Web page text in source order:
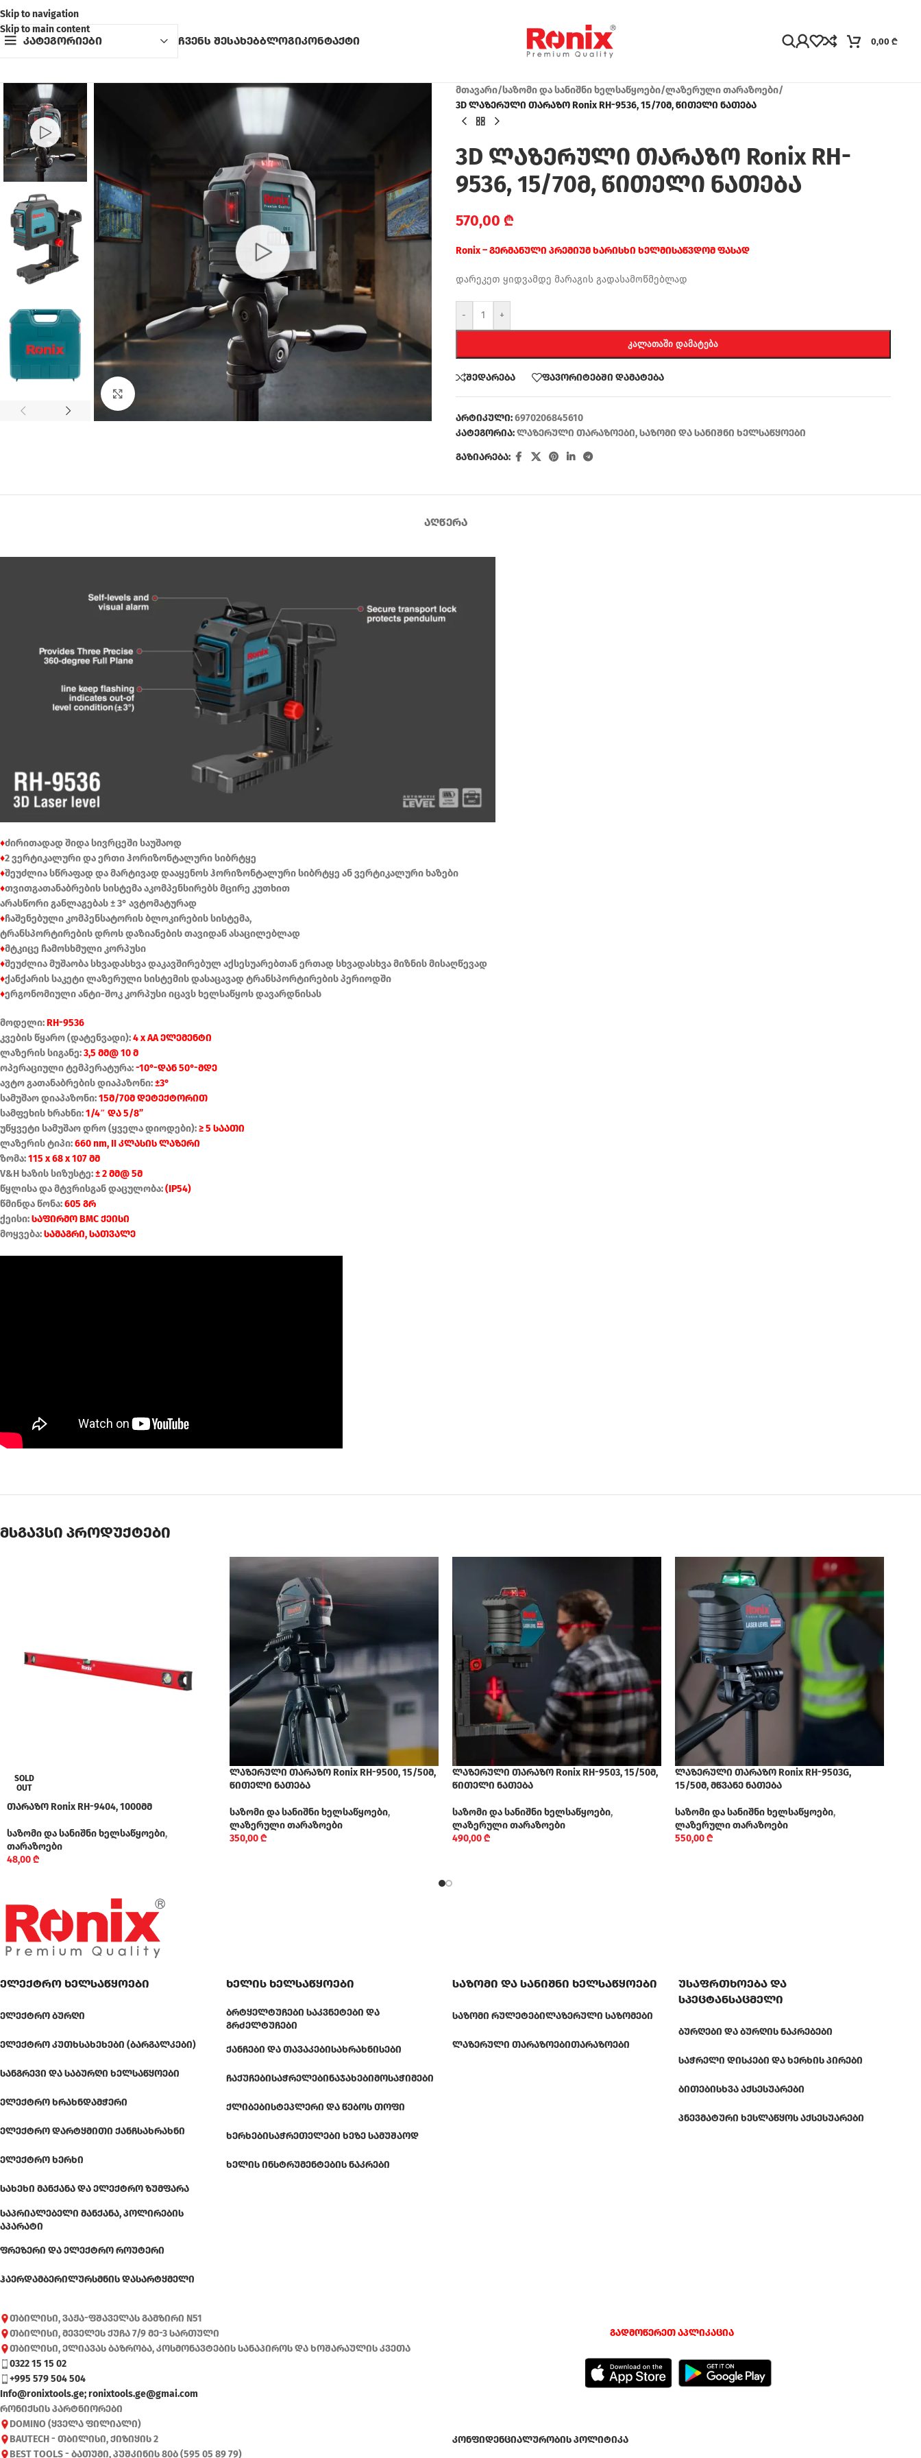
Skip to navigation
Skip to main content
კატეგორიები ჩვენს შესახებბლოგიკონტაქტი 0,00 ₾
მთავარი/საზომი და სანიშნი ხელსაწყოები/ლაზერული თარაზოები/
3D ლაზერული თარაზო Ronix RH-9536, 15/70მ, წითელი ნათება
3D ლაზერული თარაზო Ronix RH-
9536, 15/70მ, წითელი ნათება
570,00 ₾
Ronix – გერმანული პრემიუმ ხარისხი ხელმისაწვდომ ფასად
დარეკეთ ყიდვამდე მარაგის გადასამოწმებლად
- +
ᲙᲐᲚᲐᲗᲐᲨᲘ ᲓᲐᲛᲐᲢᲔᲑᲐ
შედარება ფავორიტებში დამატება
არტიკული:6970206845610
კატეგორია:ლაზერული თარაზოები,საზომი და სანიშნი ხელსაწყოები
გაზიარება:
ᲐᲦᲬᲔᲠᲐ
♦ძირითადად შიდა სივრცეში საუშაოდ
♦2 ვერტიკალური და ერთი ჰორიზონტალური სიბრტყე
♦შეუძლია სწრაფად და მარტივად დააყენოს ჰორიზონტალური სიბრტყე ან ვერტიკალური ხაზები
♦თვითგათანაბრების სისტემა აკომპენსირებს მცირე კუთხით
არასწორი განლაგებას ± 3° ავტომატურად
♦ჩაშენებული კომპენსატორის ბლოკირების სისტემა,
ტრანსპორტირების დროს დაზიანების თავიდან ასაცილებლად
♦მტკიცე ჩამოსხმული კორპუსი
♦შეუძლია მუშაობა სხვადასხვა დაკავშირებულ აქსესუარებთან ერთად სხვადასხვა მიზნის მისაღწევად
♦ქანქარის საკეტი ლაზერული სისტემის დასაცავად ტრანსპორტირების პერიოდში
♦ერგონომიული ანტი-შოკ კორპუსი იცავს ხელსაწყოს დავარდნისას
მოდელი:RH-9536
კვების წყარო (დატენვადი):4 x AA ელემენტი
ლაზერის სიგანე:3,5 მმ@ 10 მ
ოპერაციული ტემპერატურა:-10°-დან 50°-მდე
ავტო გათანაბრების დიაპაზონი:±3°
სამუშაო დიაპაზონი:15მ/70მ დეტექტორით
სამფეხის ხრახნი:1/4″ და 5/8”
უწყვეტი სამუშაო დრო (ყველა დიოდები):≥ 5 საათი
ლაზერის ტიპი:660 nm, II კლასის ლაზერი
ზომა:115 x 68 x 107 მმ
V&H ხაზის სიზუსტე:± 2 მმ@ 5მ
წყლისა და მტვრისგან დაცულობა:(IP54)
წმინდა წონა:605 გრ
ქეისი:საფირმო BMC ქეისი
მოყვება:სამაგრი, სათვალე
მსგავსი პროდუქტები
SOLD
OUT
თარაზო Ronix RH-9404, 1000მმ
საზომი და სანიშნი ხელსაწყოები,
თარაზოები
48,00₾
ლაზერული თარაზო Ronix RH-9500, 15/50მ,
წითელი ნათება
საზომი და სანიშნი ხელსაწყოები,
ლაზერული თარაზოები
350,00₾
ლაზერული თარაზო Ronix RH-9503, 15/50მ,
წითელი ნათება
საზომი და სანიშნი ხელსაწყოები,
ლაზერული თარაზოები
490,00₾
ლაზერული თარაზო Ronix RH-9503G,
15/50მ, მწვანე ნათება
საზომი და სანიშნი ხელსაწყოები,
ლაზერული თარაზოები
550,00₾
ელექტრო ხელსაწყოები
ᲔᲚᲔᲥᲢᲠᲝ ᲑᲣᲠᲦᲘ
ᲔᲚᲔᲥᲢᲠᲝ ᲙᲣᲗᲮᲡᲐᲮᲔᲮᲔᲑᲘ (ᲑᲐᲠᲒᲐᲚᲙᲔᲑᲘ)
ᲡᲐᲜᲒᲠᲔᲕᲘ ᲓᲐ ᲡᲐᲑᲣᲠᲦᲘ ᲮᲔᲚᲡᲐᲬᲧᲝᲔᲑᲘ
ᲔᲚᲔᲥᲢᲠᲝ ᲮᲠᲐᲮᲜᲓᲐᲛᲭᲔᲠᲘ
ᲔᲚᲔᲥᲢᲠᲝ ᲓᲐᲠᲢᲧᲛᲘᲗᲘ ᲥᲐᲜᲩᲡᲐᲮᲠᲐᲮᲜᲘ
ᲔᲚᲔᲥᲢᲠᲝ ᲮᲔᲠᲮᲘ
ᲡᲐᲮᲔᲮᲘ ᲛᲐᲜᲥᲐᲜᲐ ᲓᲐ ᲔᲚᲔᲥᲢᲠᲝ ᲖᲣᲛᲤᲐᲠᲐ
ᲡᲐᲞᲠᲘᲐᲚᲔᲑᲔᲚᲘ ᲛᲐᲜᲥᲐᲜᲐ, ᲞᲝᲚᲘᲠᲔᲑᲘᲡ
ᲐᲞᲐᲠᲐᲢᲘ
ᲤᲠᲔᲖᲔᲠᲘ ᲓᲐ ᲔᲚᲔᲥᲢᲠᲝ ᲠᲝᲣᲢᲔᲠᲘ
ᲰᲐᲔᲠᲓᲐᲛᲑᲔᲠᲘᲚᲣᲠᲡᲛᲜᲘᲡ ᲓᲐᲡᲐᲠᲢᲧᲛᲔᲚᲘ
ხელის ხელსაწყოები
ᲑᲠᲢᲧᲔᲚᲢᲣᲩᲔᲑᲘ ᲡᲐᲙᲕᲜᲔᲢᲔᲑᲘ ᲓᲐ
ᲒᲠᲫᲔᲚᲢᲣᲩᲔᲑᲘ
ᲥᲐᲜᲩᲔᲑᲘ ᲓᲐ ᲗᲐᲕᲐᲙᲔᲑᲘᲡᲐᲮᲠᲐᲮᲜᲘᲡᲔᲑᲘ
ᲩᲐᲥᲣᲩᲔᲑᲘᲡᲐᲭᲠᲔᲚᲔᲑᲘᲜᲐᲯᲐᲮᲔᲑᲘᲛᲝᲡᲐᲭᲘᲛᲔᲑᲘ
ᲥᲚᲘᲑᲔᲑᲘᲡᲢᲔᲞᲚᲔᲠᲘ ᲓᲐ ᲬᲔᲑᲝᲡ ᲗᲝᲤᲘ
ᲮᲔᲠᲮᲔᲑᲘᲡᲐᲭᲠᲔᲗᲔᲚᲔᲑᲘ ᲮᲔᲖᲔ ᲡᲐᲛᲣᲨᲐᲝᲓ
ᲮᲔᲚᲘᲡ ᲘᲜᲡᲢᲠᲣᲛᲔᲜᲢᲔᲑᲘᲡ ᲜᲐᲙᲠᲔᲑᲘ
საზომი და სანიშნი ხელსაწყოები
ᲡᲐᲖᲝᲛᲘ ᲠᲣᲚᲔᲢᲔᲑᲘᲚᲐᲖᲔᲠᲣᲚᲘ ᲡᲐᲖᲝᲛᲔᲑᲘ
ᲚᲐᲖᲔᲠᲣᲚᲘ ᲗᲐᲠᲐᲖᲝᲔᲑᲘᲗᲐᲠᲐᲖᲝᲔᲑᲘ
უსაფრთხოება და
სპეცტანსაცმელი
ᲑᲣᲠᲦᲔᲑᲘ ᲓᲐ ᲑᲣᲠᲦᲘᲡ ᲜᲐᲙᲠᲔᲑᲔᲑᲘ
ᲡᲐᲭᲠᲔᲚᲘ ᲓᲘᲡᲙᲔᲑᲘ ᲓᲐ ᲮᲔᲠᲮᲘᲡ ᲞᲘᲠᲔᲑᲘ
ᲑᲘᲗᲔᲑᲘᲡᲮᲕᲐ ᲐᲥᲡᲔᲡᲣᲐᲠᲔᲑᲘ
ᲞᲜᲔᲕᲛᲐᲢᲣᲠᲘ ᲮᲔᲡᲚᲐᲬᲧᲝᲡ ᲐᲥᲡᲔᲡᲣᲐᲠᲔᲑᲘ
თბილისი, ვაჟა-ფშაველას გამზირი N51
თბილისი, მეველეს ქუჩა 7/9 მე-3 სართული
თბილისი, ელიავას ბაზრობა, კოსმონავტების სანაპიროს და ხოშარაულის კვეთა
0322 15 15 02
+995 579 504 504
Info@ronixtools.ge; ronixtools.ge@gmai.com
რონიქსის პარტნიორები
DOMINO (ყველა ფილიალი)
BAUTECH - თბილისი, ქიზიყის 2
BEST TOOLS - ბათუმი, პუშკინის 80ბ (595 05 89 79)
გადმოწერეთ აპლიკაცია
კონფიდენციალურობის პოლიტიკა